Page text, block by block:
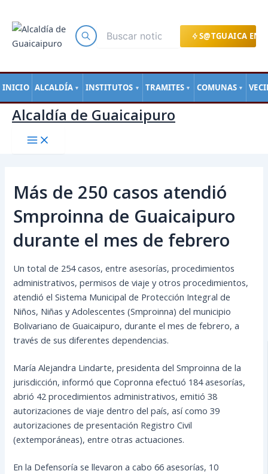
S@TGUAICA EN
INICIO ALCALDÍA ▼ INSTITUTOS ▼ TRAMITES ▼ COMUNAS ▼
contenido
Alcaldía de Guaicaipuro
Más de 250 casos atendió
Smproinna de Guaicaipuro
durante el mes de febrero
Un total de 254 casos, entre asesorías, procedimientos
administrativos, permisos de viaje y otros procedimientos,
atendió el Sistema Municipal de Protección Integral de
Niños, Niñas y Adolescentes (Smproinna) del municipio
Bolivariano de Guaicaipuro, durante el mes de febrero, a
través de sus diferentes dependencias.
María Alejandra Lindarte, presidenta del Smproinna de la
jurisdicción, informó queCopronna efectuó 184 asesorías,
abrió 42 procedimientos administrativos, emitió 38
autorizaciones de viaje dentro del país, así como 39
autorizaciones de presentación Registro Civil
(extemporáneas), entre otras actuaciones.
En la Defensoría se llevaron a cabo 66 asesorías, 10
de
entradas